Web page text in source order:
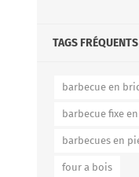
Four à pizza au
TAGS FRÉQUENTS
barbecue en
barbecue fixe
barbecues en
four a bois